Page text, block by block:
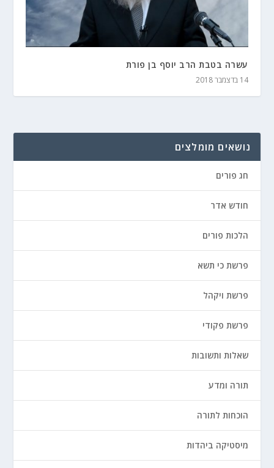
עשרה בטבת הרב יוסף בן פורת
14 בדצמבר 2018
נושאים מומלצים
חג פורים
חודש אדר
הלכות פורים
פרשת כי תשא
פרשת ויקהל
פרשת פקודי
שאלות ותשובות
תורה ומדע
הוכחות לתורה
מיסטיקה ביהדות